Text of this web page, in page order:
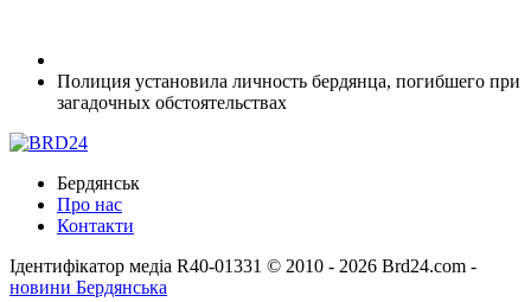
Полиция установила личность бердянца, погибшего при
загадочных обстоятельствах
Бердянськ
Про нас
Контакти
Ідентифікатор медіа R40-01331 © 2010 - 2026 Brd24.com -
новини Бердянська